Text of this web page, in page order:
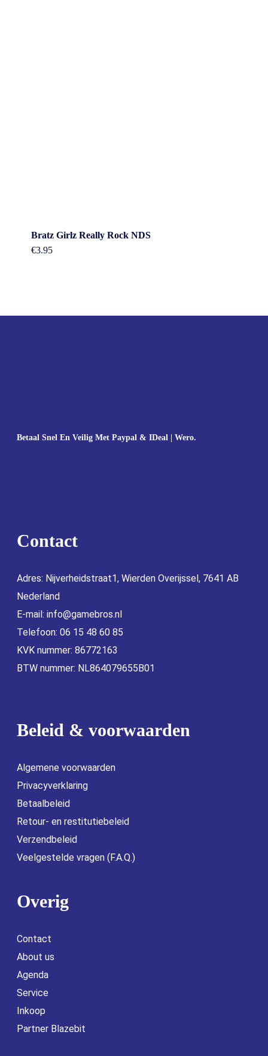
Bratz Girlz Really Rock NDS
€3.95
Betaal Snel En Veilig Met Paypal & IDeal | Wero.
Contact
Adres: Nijverheidstraat1, Wierden Overijssel, 7641 AB
Nederland
E-mail: info@gamebros.nl
Telefoon: 06 15 48 60 85
KVK nummer: 86772163
BTW nummer: NL864079655B01
Beleid & voorwaarden
Algemene voorwaarden
Privacyverklaring
Betaalbeleid
Retour- en restitutiebeleid
Verzendbeleid
Veelgestelde vragen (F.A.Q.)
Overig
Contact
About us
Agenda
Service
Inkoop
Partner Blazebit